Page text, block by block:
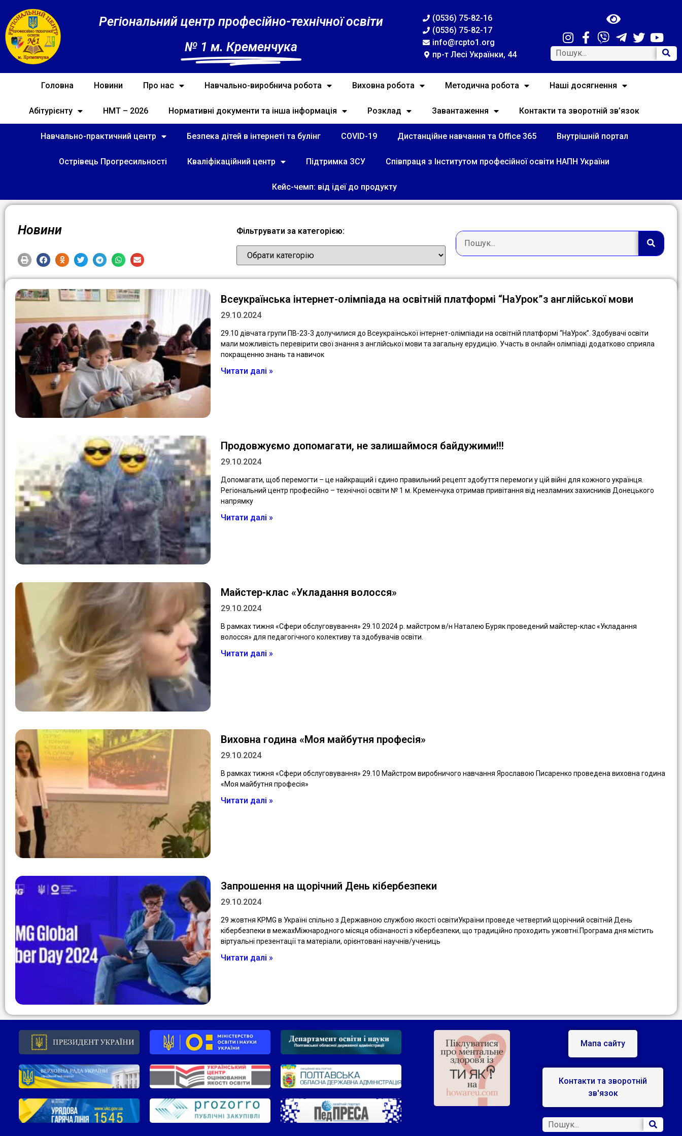
Регіональний центр професійно-технічної освіти
№ 1 м. Кременчука
(0536) 75-82-16
(0536) 75-82-17
info@rcpto1.org
пр-т Лесі Українки, 44
Головна Новини Про нас Навчально-виробнича робота Виховна робота Методична робота Наші досягнення
Абітурієнту НМТ – 2026 Нормативні документи та інша інформація Розклад Завантаження Контакти та зворотній зв’язок
Навчально-практичний центр Безпека дітей в інтернеті та булінг COVID-19 Дистанційне навчання та Office 365 Внутрішній портал
Острівець Прогресильності Кваліфікаційний центр Підтримка ЗСУ Співпраця з Інститутом професійної освіти НАПН України
Кейс-чемп: від ідеї до продукту
Новини Фільтрувати за категорією:
Всеукраїнська інтернет-олімпіада на освітній платформі “НаУрок”з англійської мови
29.10.2024
29.10 дівчата групи ПВ-23-3 долучилися до Всеукраїнської інтернет-олімпіади на освітній платформі “НаУрок”. Здобувачі освіти
мали можливість перевірити свої знання з англійської мови та загальну ерудицію. Участь в онлайн олімпіаді додатково сприяла
покращенню знань та навичок
Читати далі »
Продовжуємо допомагати, не залишаймося байдужими!!!
29.10.2024
Допомагати, щоб перемогти – це найкращий і єдино правильний рецепт здобуття перемоги у цій війні для кожного українця.
Регіональний центр професійно – технічної освіти № 1 м. Кременчука отримав привітання від незламних захисників Донецького
напрямку
Читати далі »
Майстер-клас «Укладання волосся»
29.10.2024
В рамках тижня «Сфери обслуговування» 29.10.2024 р. майстром в/н Наталею Буряк проведений майстер-клас «Укладання
волосся» для педагогічного колективу та здобувачів освіти.
Читати далі »
Виховна година «Моя майбутня професія»
29.10.2024
В рамках тижня «Сфери обслуговування» 29.10 Майстром виробничого навчання Ярославою Писаренко проведена виховна година
«Моя майбутня професія»
Читати далі »
Запрошення на щорічний День кібербезпеки
29.10.2024
29 жовтня KPMG в Україні спільно з Державною службою якості освітиУкраїни проведе четвертий щорічний освітній День
кібербезпеки в межахМіжнародного місяця обізнаності з кібербезпеки, що традиційно проходить ужовтні.Програма дня містить
віртуальні презентації та матеріали, орієнтовані научнів/учениць
Читати далі »
Мапа сайту
Контакти та зворотній
зв'язок